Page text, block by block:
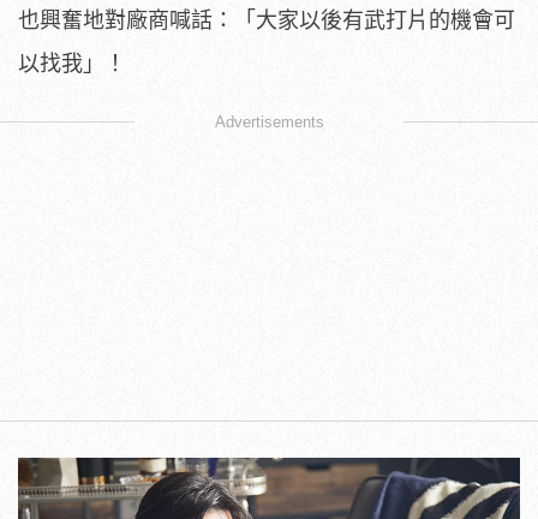
也興奮地對廠商喊話：「大家以後有武打片的機會可
以找我」！
Advertisements